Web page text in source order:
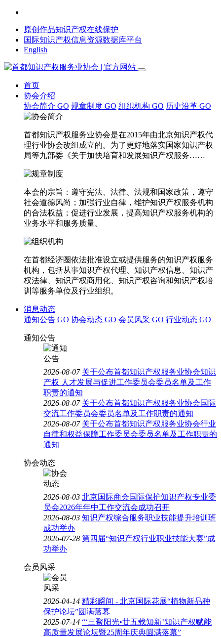
原创作品知识产权在线保护
国际知识产权信息资源数据库平台
English
首页
协会介绍
协会简介 GO 规章制度 GO 组织机构 GO 历史沿革 GO
首都知识产权服务业协会是在2015年由北京知识产权代
理行业协会改组成立的。为了更好地落实国家知识产权
局等九部委《关于加快培育和发展知识产权服务……
本会的宗旨：遵守宪法、法律、法规和国家政策，遵守
社会道德风尚；加强行业自律，维护知识产权服务机构
的合法权益；促进行业发展，提高知识产权服务机构的
业务水平和服务质量。
在首都经济圈依法批准设立或提供服务的知识产权服务
机构，包括从事知识产权代理、知识产权信息、知识产
权法律、知识产权商用化、知识产权咨询和知识产权培
训等服务单位及行业组织。
消息动态
通知公告 GO 协会动态 GO 会员风采 GO 行业动态 GO
通知公告
2026-08-07 关于公布首都知识产权服务业协会知识
产权 人才发展与促进工作委员会委员名单及工作
职责的通知
2026-08-07 关于公布首都知识产权服务业协会国际
交流工作委员会委员名单及工作职责的通知
2026-08-07 关于公布首都知识产权服务业协会行业
自律和权益保障工作委员会委员名单及工作职责的
通知
协会动态
2026-08-03 北京国际商会国际保护知识产权专业委
员会2026年年中工作交流会成功召开
2026-08-03 知识产权综合服务职业技能提升培训班
成功举办
2026-07-28 第四届“知识产权行业职业技能大赛”成
功举办
会员风采
2026-04-14 精彩瞬间 - 北京国际花展“植物新品种
保护论坛”圆满落幕
2025-07-14 “‘三聚阳光•廿五载知新’知识产权赋能
高质量发展论坛暨25周年庆典圆满落幕”